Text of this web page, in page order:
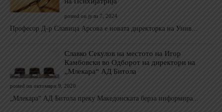
posted on јули 7, 2024
Професор Д-р Славица Арсова е новата директорка на Унив...
Славко Секулов на местото на Игор
Камбовски во Одборот на директори на
„Млекара“ АД Битола
posted on октомври 9, 2020
„Млекара“ АД Битола преку Македонската берза информира...